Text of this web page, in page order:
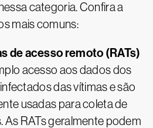
categoria. Confira a
mais comuns:
de acesso remoto (RATs)
acesso aos dados dos
das vítimas e são
usadas para coleta de
As RATs geralmente podem